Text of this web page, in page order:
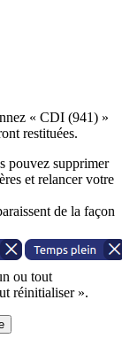
« CDI (941) »
restituées.
pouvez supprimer
et relancer votre
de la façon
ou tout
réinitialiser ».